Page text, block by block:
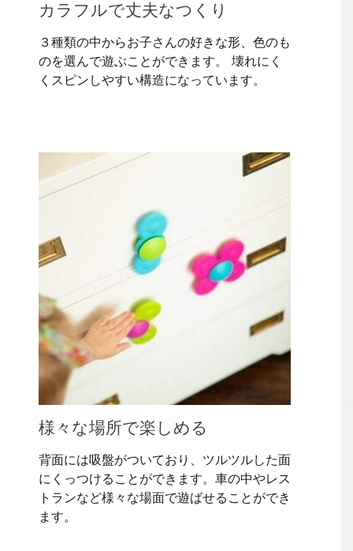
カラフルで丈夫なつくり
３種類の中からお子さんの好きな形、色のも
のを選んで遊ぶことができます。 壊れにく
くスピンしやすい構造になっています。
様々な場所で楽しめる
背面には吸盤がついており、ツルツルした面
にくっつけることができます。車の中やレス
トランなど様々な場面で遊ばせることができ
ます。